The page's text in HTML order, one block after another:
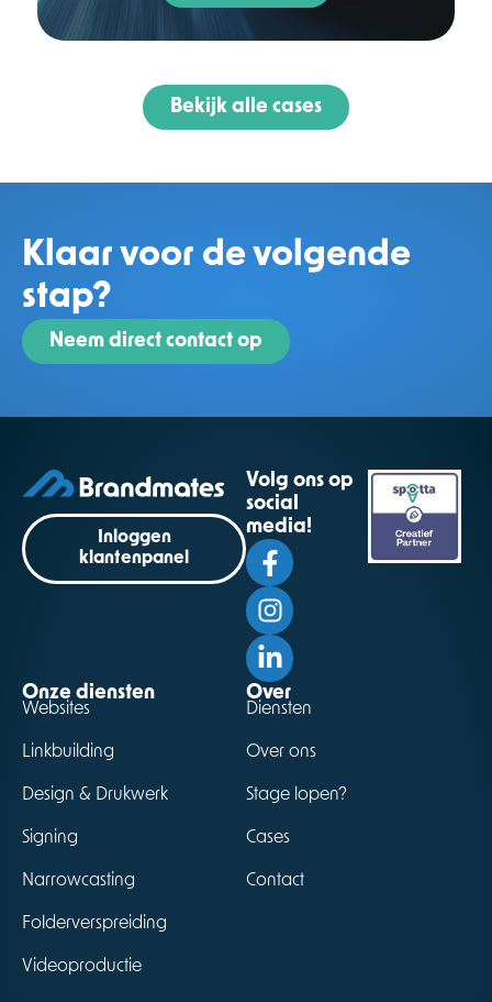
Bekijk alle cases
Klaar voor de volgende
stap?
Neem direct contact op
Inloggen
klantenpanel
Volg ons op
social
media!
Onze diensten
Websites
Linkbuilding
Design & Drukwerk
Signing
Narrowcasting
Folderverspreiding
Videoproductie
Over
Diensten
Over ons
Stage lopen?
Cases
Contact